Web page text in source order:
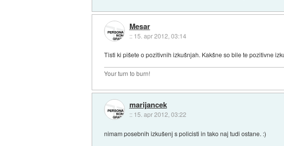
Mesar
:: 15. apr 2012, 03:14
Tisti ki pišete o pozitivnih izkušnjah. Kakšne so bile te pozitivne
Your turn to burn!
marijancek
:: 15. apr 2012, 03:22
nimam posebnih izkušenj s policisti in tako naj tudi ostane. :)